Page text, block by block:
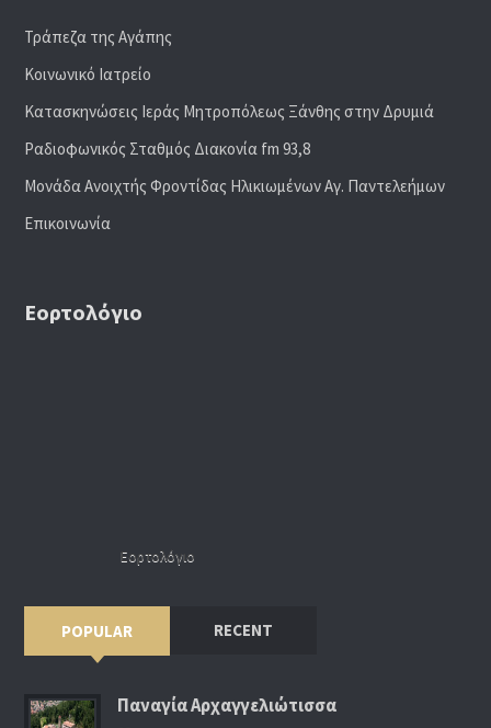
Τράπεζα της Αγάπης
Κοινωνικό Ιατρείο
Κατασκηνώσεις Ιεράς Μητροπόλεως Ξάνθης στην Δρυμιά
Ραδιoφωνικός Σταθμός Διακονία fm 93,8
Μονάδα Ανοιχτής Φροντίδας Ηλικιωμένων Αγ. Παντελεήμων
Επικοινωνία
Εορτολόγιο
Εορτολόγιο
POPULAR RECENT
Παναγία Αρχαγγελιώτισσα